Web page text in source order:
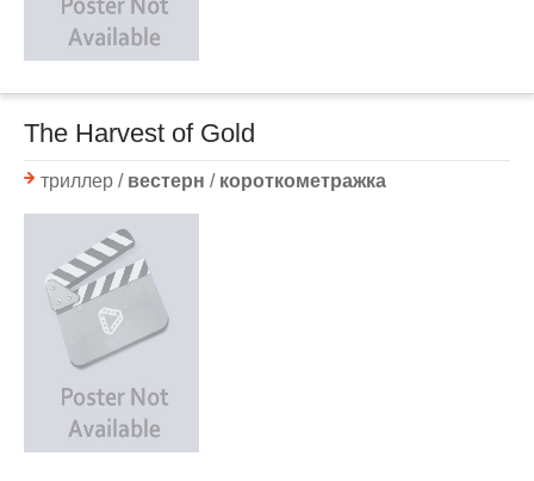
The Harvest of Gold
триллер / вестерн / короткометражка